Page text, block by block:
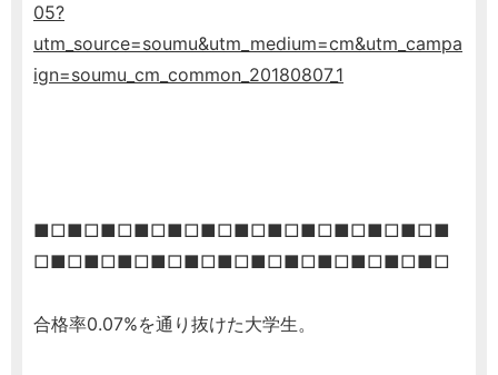
05?
utm_source=soumu&utm_medium=cm&utm_campa
ign=soumu_cm_common_20180807_1
■□■□■□■□■□■□■□■□■□■□■□■□■
□■□■□■□■□■□■□■□■□■□■□■□■□
合格率0.07%を通り抜けた大学生。